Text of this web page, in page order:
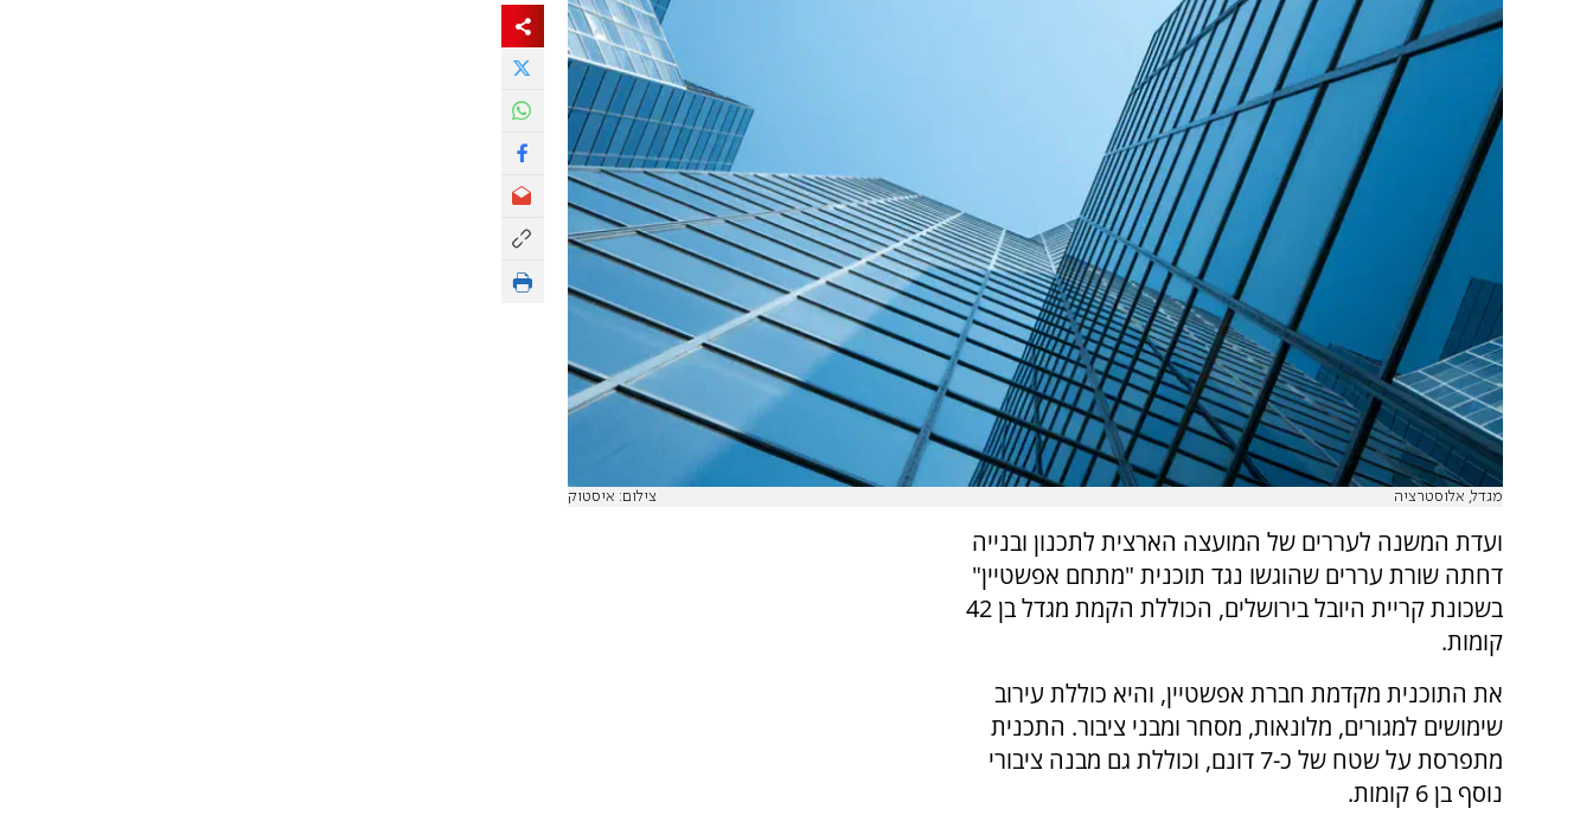
מגדל, אלוסטרציה צילום: איסטוק
ועדת המשנה לעררים של המועצה הארצית לתכנון ובנייה
דחתה שורת עררים שהוגשו נגד תוכנית "מתחם אפשטיין"
בשכונת קריית היובל בירושלים, הכוללת הקמת מגדל בן 42
קומות.
את התוכנית מקדמת חברת אפשטיין, והיא כוללת עירוב
שימושים למגורים, מלונאות, מסחר ומבני ציבור. התכנית
מתפרסת על שטח של כ-7 דונם, וכוללת גם מבנה ציבורי
נוסף בן 6 קומות.